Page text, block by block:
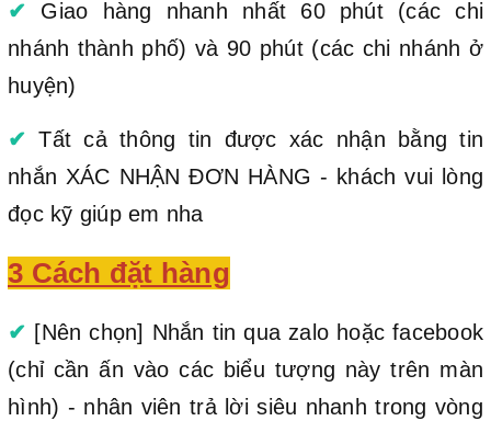
✔ Giao hàng nhanh nhất 60 phút (các chi
nhánh thành phố) và 90 phút (các chi nhánh ở
huyện)
✔ Tất cả thông tin được xác nhận bằng tin
nhắn XÁC NHẬN ĐƠN HÀNG - khách vui lòng
đọc kỹ giúp em nha
3 Cách đặt hàng
✔ [Nên chọn] Nhắn tin qua zalo hoặc facebook
(chỉ cần ấn vào các biểu tượng này trên màn
hình) - nhân viên trả lời siêu nhanh trong vòng